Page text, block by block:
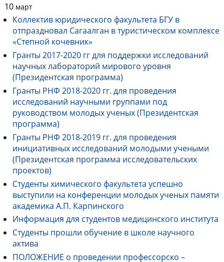
10 март
Коллектив юридического факультета БГУ в
отпраздновал Сагаалган в туристическом комплексе
«Степной кочевник»
Гранты 2017-2020 гг для поддержки исследований
научных лабораторий мирового уровня
(Президентская программа)
Гранты РНФ 2018-2020 гг. для проведения
исследований научными группами под
руководством молодых ученых (Президентская
программа)
Гранты РНФ 2018-2019 гг. для проведения
инициативных исследований молодыми учеными
(Президентская программа исследовательских
проектов)
Студенты химического факультета успешно
выступили на конференции молодых ученых памяти
академика А.П. Карпинского
Информация для студентов медицинского института
Студенты прошли обучение в школе научного
актива
ПОЛОЖЕНИЕ о проведении профессорско –